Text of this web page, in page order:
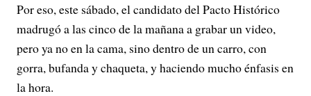
Por eso, este sábado, el candidato del Pacto Histórico
madrugó a las cinco de la mañana a grabar un video,
pero ya no en la cama, sino dentro de un carro, con
gorra, bufanda y chaqueta, y haciendo mucho énfasis en
la hora.